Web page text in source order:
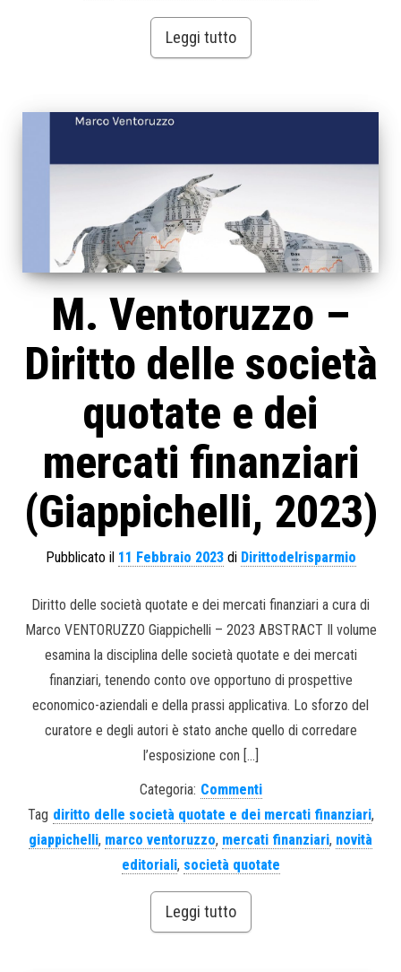
Leggi tutto
M. Ventoruzzo –
Diritto delle società
quotate e dei
mercati finanziari
(Giappichelli, 2023)
Pubblicato il 11 Febbraio 2023di Dirittodelrisparmio
Diritto delle società quotate e dei mercati finanziari a cura di
Marco VENTORUZZO Giappichelli – 2023 ABSTRACT Il volume
esamina la disciplina delle società quotate e dei mercati
finanziari, tenendo conto ove opportuno di prospettive
economico-aziendali e della prassi applicativa. Lo sforzo del
curatore e degli autori è stato anche quello di corredare
l’esposizione con […]
Categoria: Commenti
Tag diritto delle società quotate e dei mercati finanziari,
giappichelli, marco ventoruzzo, mercati finanziari, novità
editoriali, società quotate
Leggi tutto